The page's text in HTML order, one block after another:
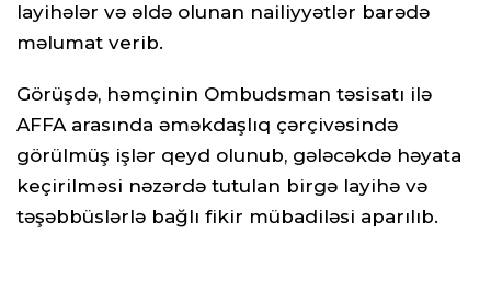
layihələr və əldə olunan nailiyyətlər barədə
məlumat verib.
Görüşdə, həmçinin Ombudsman təsisatı ilə
AFFA arasında əməkdaşlıq çərçivəsində
görülmüş işlər qeyd olunub, gələcəkdə həyata
keçirilməsi nəzərdə tutulan birgə layihə və
təşəbbüslərlə bağlı fikir mübadiləsi aparılıb.